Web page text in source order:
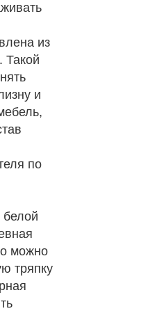
из
Такой
и
по
можно
тряпку